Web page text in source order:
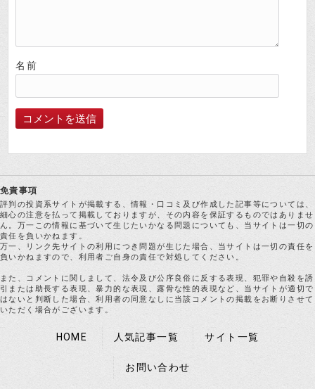
名前
免責事項
評判の投資系サイトが掲載する、情報・口コミ及び作成した記事等については、
細心の注意を払って掲載しておりますが、その内容を保証するものではありませ
ん。万一この情報に基づいて生じたいかなる問題についても、当サイトは一切の
責任を負いかねます。
万一、リンク先サイトの利用につき問題が生じた場合、当サイトは一切の責任を
負いかねますので、利用者ご自身の責任で対処してください。
また、コメントに関しまして、法令及び公序良俗に反する表現、犯罪や自殺を誘
引または助長する表現、暴力的な表現、露骨な性的表現など、当サイトが適切で
はないと判断した場合、利用者の同意なしに当該コメントの掲載をお断りさせて
いただく場合がございます。
HOME 人気記事一覧 サイト一覧
お問い合わせ